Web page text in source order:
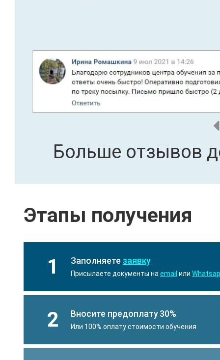
Больше отзывов
Этапы получения
1 Заполняете заявку
Присылаете документы на email или
2 Вносите предоплату 30%
Или 100% оплату стоимости обучения